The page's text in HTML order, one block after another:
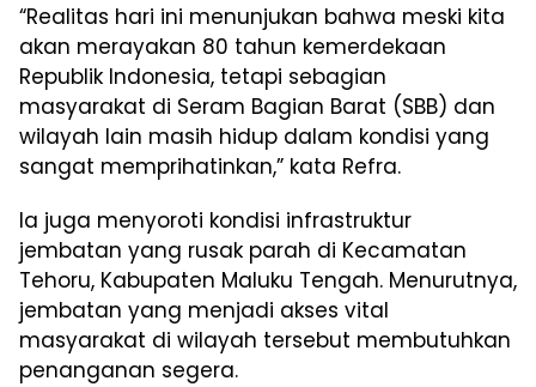
“Realitas hari ini menunjukan bahwa meski kita
akan merayakan 80 tahun kemerdekaan
Republik Indonesia, tetapi sebagian
masyarakat di Seram Bagian Barat (SBB) dan
wilayah lain masih hidup dalam kondisi yang
sangat memprihatinkan,” kata Refra.
Ia juga menyoroti kondisi infrastruktur
jembatan yang rusak parah di Kecamatan
Tehoru, Kabupaten Maluku Tengah. Menurutnya,
jembatan yang menjadi akses vital
masyarakat di wilayah tersebut membutuhkan
penanganan segera.